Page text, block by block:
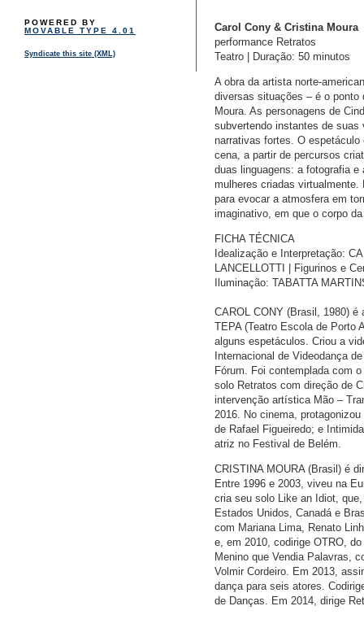
POWERED BY
MOVABLE TYPE 4.01
Syndicate this site (XML)
Carol Cony & Cristina Moura
performance Retratos
Teatro | Duração: 50 minutos
A obra da artista norte-
diversas situações – é o ponto
Moura. As personagens de
subvertendo instantes de
narrativas fortes. O
cena, a partir de percursos
duas linguagens: a fotografia
mulheres criadas
para evocar a atmosfera em
imaginativo, em que o corpo
FICHA TÉCNICA
Idealização e Interpretação:
LANCELLOTTI | Figurinos e
Iluminação: TABATTA
CAROL CONY (Brasil, 1980) é
TEPA (Teatro Escola de Porto
alguns espetáculos. Criou a
Internacional de Videodança
Fórum. Foi contemplada com
solo Retratos com direção de
intervenção artística Mão –
2016. No cinema,
de Rafael Figueiredo; e
atriz no Festival de Belém.
CRISTINA MOURA (Brasil) é
Entre 1996 e 2003, viveu na
cria seu solo Like an Idiot,
Estados Unidos, Canadá e
com Mariana Lima, Renato
e, em 2010, codirige OTRO,
Menino que Vendia Palavras,
Volmir Cordeiro. Em 2013,
dança para seis atores.
de Danças. Em 2014, dirige